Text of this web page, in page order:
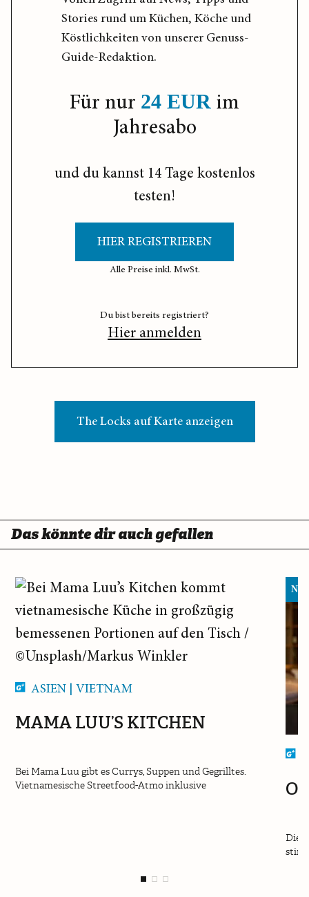
Stories rund um Küchen, Köche und
Köstlichkeiten von unserer Genuss-
Guide-Redaktion.
Für nur 24 EUR im
Jahresabo
und du kannst 14 Tage kostenlos
testen!
HIER REGISTRIEREN
Alle Preise inkl. MwSt.
Du bist bereits registriert?
Hier anmelden
The Locks auf Karte anzeigen
Das könnte dir auch gefallen
ASIEN | VIETNAM
MAMA LUU’S KITCHEN
Bei Mama Luu gibt es Currys, Suppen und Gegrilltes.
Vietnamesische Streetfood-Atmo inklusive
Die